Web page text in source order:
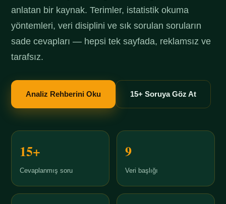
anlatan bir kaynak. Terimler, istatistik okuma
yöntemleri, veri disiplini ve sık sorulan soruların
sade cevapları — hepsi tek sayfada, reklamsız ve
tarafsız.
Analiz Rehberini Oku 15+ Soruya Göz At
15+
Cevaplanmış soru
9
Veri başlığı